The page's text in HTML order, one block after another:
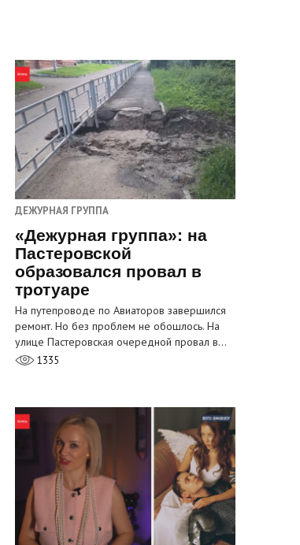
ДЕЖУРНАЯ ГРУППА
«Дежурная группа»: на
Пастеровской
образовался провал в
тротуаре
На путепроводе по Авиаторов завершился
ремонт. Но без проблем не обошлось. На
улице Пастеровская очередной провал в…
1335